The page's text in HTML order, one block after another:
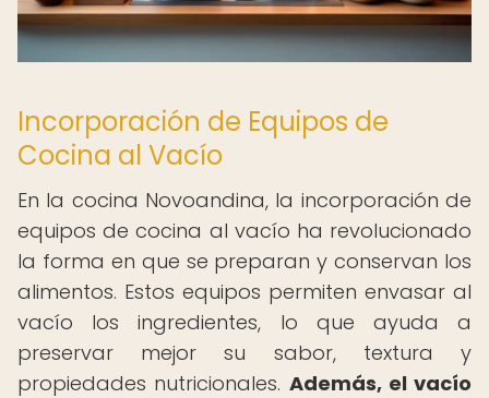
Incorporación de Equipos de
Cocina al Vacío
En la cocina Novoandina, la incorporación de
equipos de cocina al vacío ha revolucionado
la forma en que se preparan y conservan los
alimentos. Estos equipos permiten envasar al
vacío los ingredientes, lo que ayuda a
preservar mejor su sabor, textura y
propiedades nutricionales. Además, el vacío